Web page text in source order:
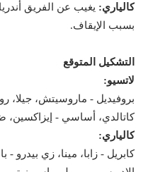
كالياري: يغيب عن الفريق
بسبب الإيقاف.
التشكيل المتوقع
لاتسيو:
بروفيديل - ماروسيتش، جيلا،
كاتالدي، أساسي - إيزاكسين،
كالياري:
كابريل - زابا، مينا، زي بيدرو -